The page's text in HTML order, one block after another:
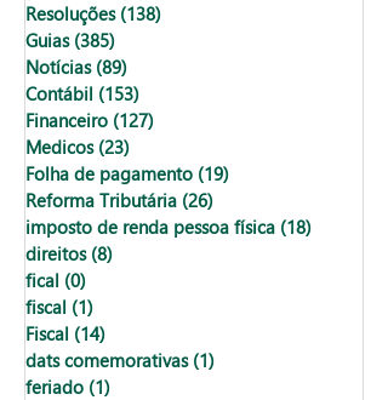
Resoluções (138)
Guias (385)
Notícias (89)
Contábil (153)
Financeiro (127)
Medicos (23)
Folha de pagamento (19)
Reforma Tributária (26)
imposto de renda pessoa física (18)
direitos (8)
fical (0)
fiscal (1)
Fiscal (14)
dats comemorativas (1)
feriado (1)